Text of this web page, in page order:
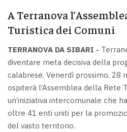
A Terranova
Turistica dei Comuni
TERRANOVA DA SIBARI -
diventare meta decisiva della
calabrese. Venerdì prossimo, 28
ospiterà l’Assemblea della Rete
un’iniziativa intercomunale che
oltre 41 enti uniti per la
del vasto territorio.